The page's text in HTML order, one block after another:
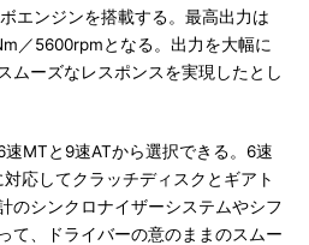
エンジンを搭載する。最高出力は
／5600rpmとなる。出力を大幅に
ムーズなレスポンスを実現したとし
MTと9速ATから選択できる。6速
応してクラッチディスクとギアト
のシンクロナイザーシステムやシフ
て、ドライバーの意のままのスムー